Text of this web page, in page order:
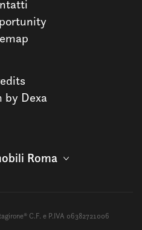
by Dexa
Roma
C.F. e P.IVA 06382721006